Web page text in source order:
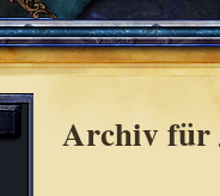
Archiv für